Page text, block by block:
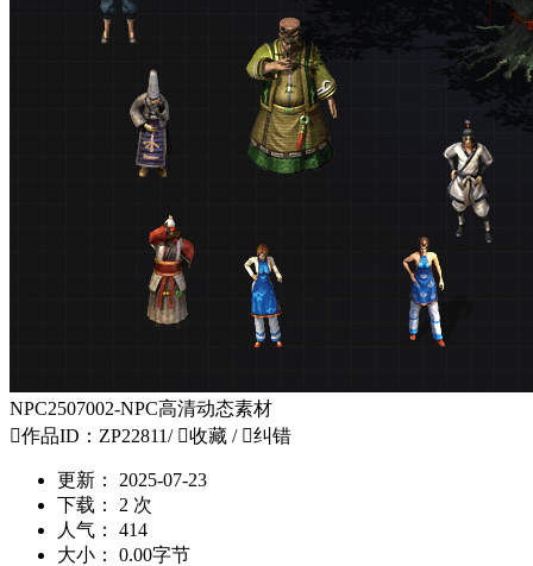
NPC2507002-NPC高清动态素材
作品ID：ZP22811/ 收藏 / 纠错
更新：
2025-07-23
下载：
2 次
人气：
414
大小：
0.00字节